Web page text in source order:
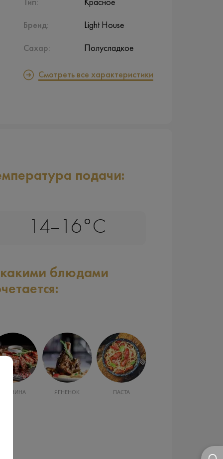
Тип:
Бренд:
Сахар:
Красное
Light House
Полусладкое
Смотреть все характеристики
подачи:
14–16°C
блюдами
СВИНИНА ЯГНЕНОК ПАСТА